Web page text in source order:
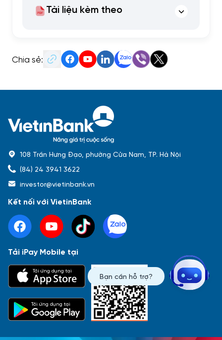
Báo cáo tài chính Thông tin giao dịch
Sự kiện
Tài liệu kèm theo
Chia sẻ:
Bạn cần hỗ trợ?
108 Trần Hưng Đạo, phường Cửa Nam, TP. Hà Nội
(84) 24 3941 3622
investor@vietinbank.vn
Kết nối với VietinBank
Tải iPay Mobile tại
Tải ứng dụng tại
Tải ứng dụng tại